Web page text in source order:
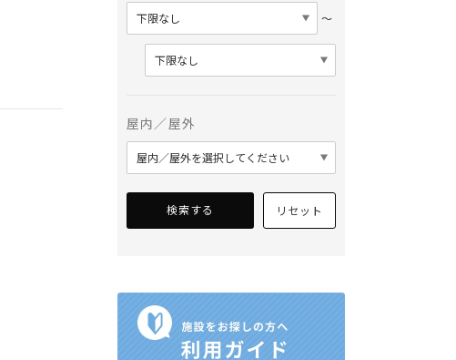
〜
屋内／屋外
検索する リセット